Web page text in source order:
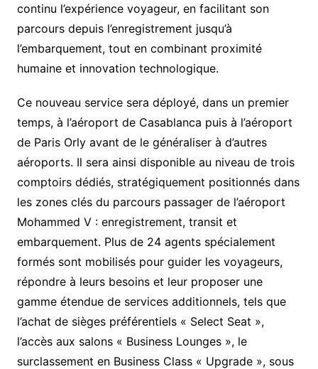
continu l’expérience voyageur, en facilitant son
parcours depuis l’enregistrement jusqu’à
l’embarquement, tout en combinant proximité
humaine et innovation technologique.
Ce nouveau service sera déployé, dans un premier
temps, à l’aéroport de Casablanca puis à l’aéroport
de Paris Orly avant de le généraliser à d’autres
aéroports. Il sera ainsi disponible au niveau de trois
comptoirs dédiés, stratégiquement positionnés dans
les zones clés du parcours passager de l’aéroport
Mohammed V : enregistrement, transit et
embarquement. Plus de 24 agents spécialement
formés sont mobilisés pour guider les voyageurs,
répondre à leurs besoins et leur proposer une
gamme étendue de services additionnels, tels que
l’achat de sièges préférentiels « Select Seat »,
l’accès aux salons « Business Lounges », le
surclassement en Business Class « Upgrade », sous